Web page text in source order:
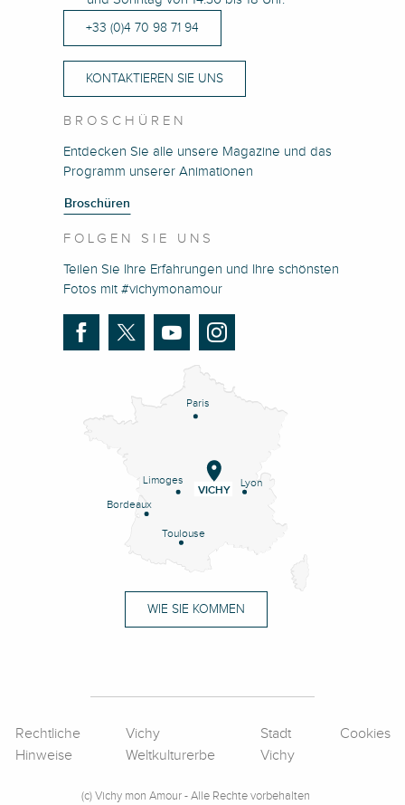
+33 (0)4 70 98 71 94
KONTAKTIEREN SIE UNS
BROSCHÜREN
Entdecken Sie alle unsere Magazine und das
Programm unserer Animationen
Broschüren
FOLGEN SIE UNS
Teilen Sie Ihre Erfahrungen und Ihre schönsten
Fotos mit #vichymonamour
Paris
Lyon
Limoges
Bordeaux
Toulouse
VICHY
WIE SIE KOMMEN
Rechtliche
Hinweise
Vichy
Weltkulturerbe
Stadt
Vichy
Cookies
(c) Vichy mon Amour - Alle Rechte vorbehalten